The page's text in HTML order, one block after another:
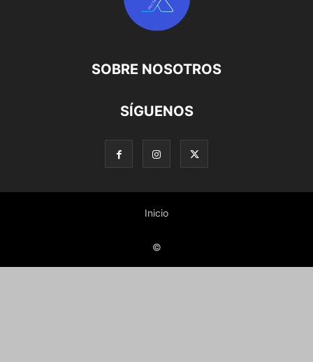
SOBRE NOSOTROS
SÍGUENOS
Inicio
©